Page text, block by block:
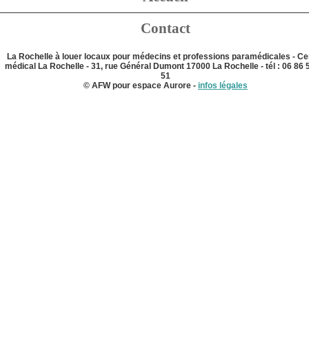
Contact
La Rochelle à louer locaux pour médecins et professions paramédicales -
médical La Rochelle - 31, rue Général Dumont 17000 La Rochelle - tél : 06 86
51
© AFW pour espace Aurore - infos légales